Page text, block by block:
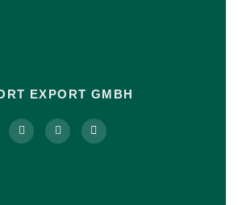
EXPORT GMBH